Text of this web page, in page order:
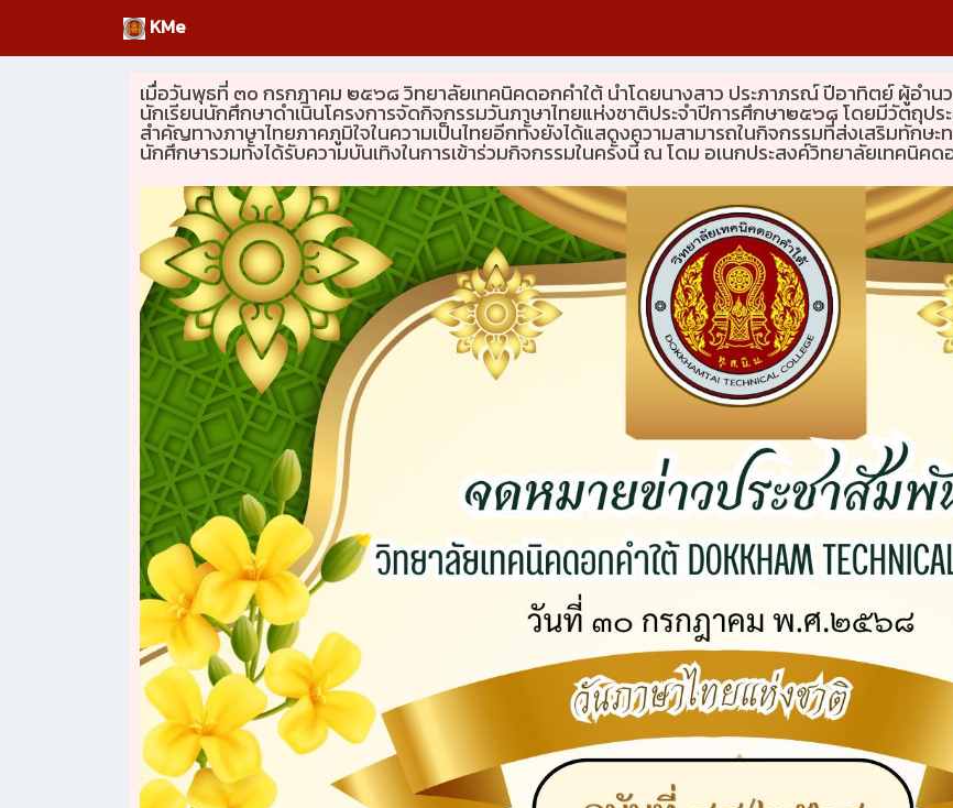
KMe
เมื่อวันพุธที่ ๓๐ กรกฎาคม ๒๕๖๘ วิทยาลัยเทคนิคดอกคำใต้ นำโดยนางสาว ประภาภรณ์ ปีอาทิตย์ ผู้อำ
นักเรียนนักศึกษาดำเนินโครงการจัดกิจกรรมวันภาษาไทยแห่งชาติประจำปีการศึกษา๒๕๖๘ โดยมีวัตถุป
สำคัญทางภาษาไทยภาคภูมิใจในความเป็นไทยอีกทั้งยังได้แสดงความสามารถในกิจกรรมที่ส่งเสริมทักษ
นักศึกษารวมทั้งได้รับความบันเทิงในการเข้าร่วมกิจกรรมในครั้งนี้ ณ โดม อเนกประสงค์วิทยาลัยเทคนิคด